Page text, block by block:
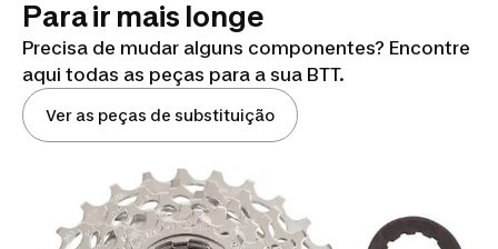
Para ir mais longe
Precisa de mudar alguns componentes? Encontre
aqui todas as peças para a sua BTT.
Ver as peças de substituição